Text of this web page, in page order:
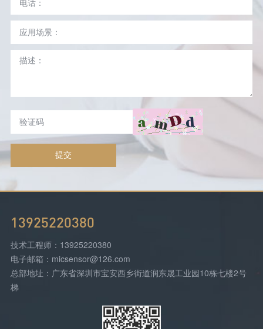
提交
13925220380
技术工程师：13925220380
电子邮箱：micsensor@126.com
总部地址：广东省深圳市宝安西乡街道润东晟工业园10栋七楼2号
梯